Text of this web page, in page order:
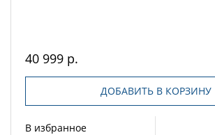
40 999 р.
ДОБАВИТЬ В КОРЗИНУ
В избранное